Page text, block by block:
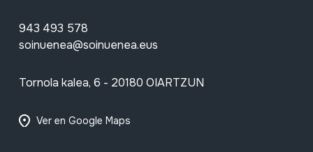
943 493 578
soinuenea@soinuenea.eus
Tornola kalea, 6 - 20180 OIARTZUN
Ver en Google Maps